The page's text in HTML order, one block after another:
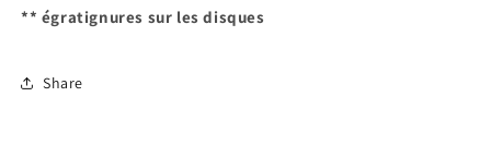
** égratignures sur les disques
Share